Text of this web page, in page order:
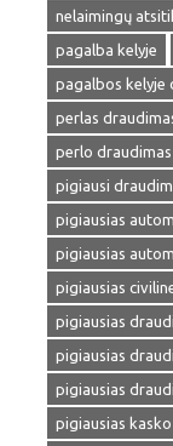
nelaimingų
pagalba kelyje
pagalbos kelyje
perlas
perlo
pigiausi
pigiausias
pigiausias
pigiausias
pigiausias
pigiausias
pigiausias
pigiausias